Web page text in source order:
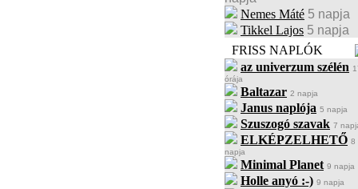
Nemes Máté 5 napja
Tikkel Lajos 5 napja
FRISS NAPLÓK
az univerzum szélén
órája
Baltazar 2 napja
Janus naplója 5 napja
Szuszogó szavak 7
ELKÉPZELHETŐ 8
napja
Minimal Planet 9 napja
Holle anyó :-) 9 napja